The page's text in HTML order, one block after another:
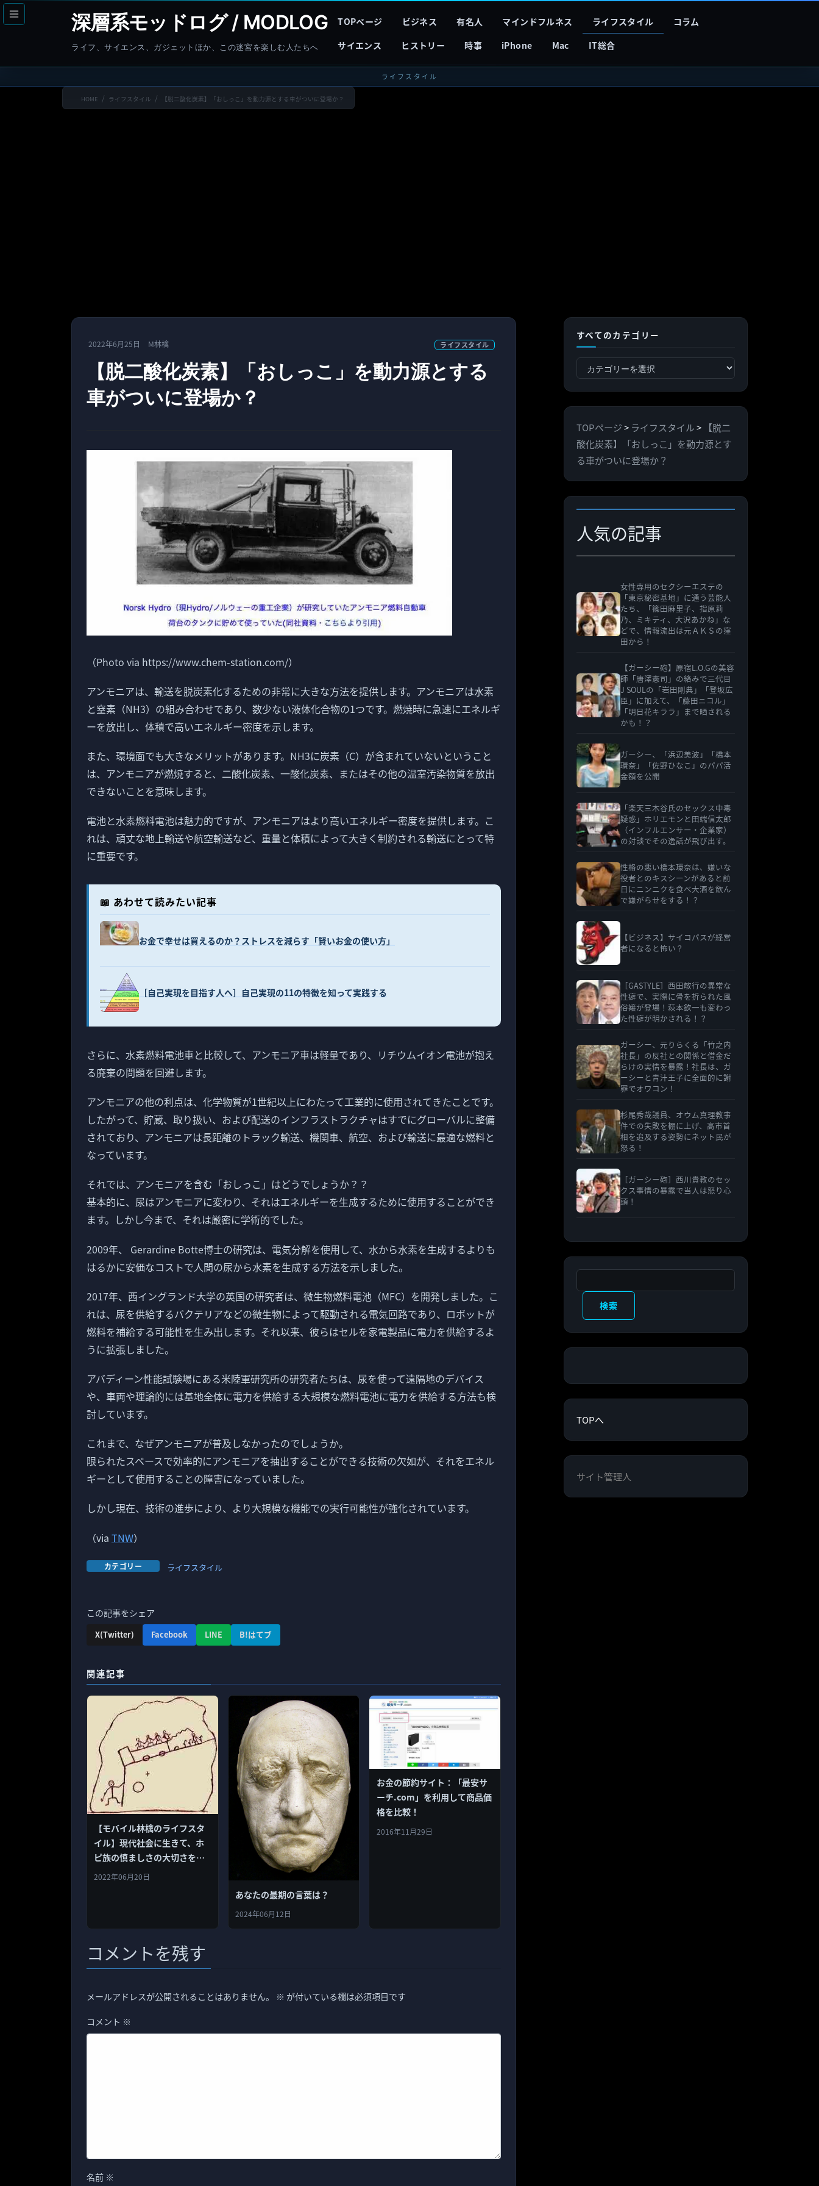
コ
ン
へ
ナ
ビ
ョ
深層系モッドログ / MODLOG
ライフ、サイエンス、ガジェットほか、この迷宮を楽しむ人たちへ
TOPページ ビジネス 有名人 マインドフルネス ライフスタイル
コラム
サイエンス
ヒストリー 時事 iPhone Mac IT総合
ライフスタイル
HOME ライフスタイル 【脱二酸化炭素】「おしっこ」を動力源とする車がついに登場か？
2022年6月25日 M林檎 ライフスタイル
【脱二酸化炭素】「おしっこ」を動力源とする
車がついに登場か？
（Photo via https://www.chem-station.com/）
アンモニアは、輸送を脱炭素化するための非常に大きな方法を提供します。アンモニアは水素
と窒素（NH3）の組み合わせであり、数少ない液体化合物の1つです。燃焼時に急速にエネルギ
ーを放出し、体積で高いエネルギー密度を示します。
また、環境面でも大きなメリットがあります。NH3に炭素（C）が含まれていないということ
は、アンモニアが燃焼すると、二酸化炭素、一酸化炭素、またはその他の温室汚染物質を放出
できないことを意味します。
電池と水素燃料電池は魅力的ですが、アンモニアはより高いエネルギー密度を提供します。こ
れは、頑丈な地上輸送や航空輸送など、重量と体積によって大きく制約される輸送にとって特
に重要です。
📖 あわせて読みたい記事
お金で幸せは買えるのか？ストレスを減らす「賢いお金の使い方」
［自己実現を目指す人へ］自己実現の11の特徴を知って実践する
さらに、水素燃料電池車と比較して、アンモニア車は軽量であり、リチウムイオン電池が抱え
る廃棄の問題を回避します。
アンモニアの他の利点は、化学物質が1世紀以上にわたって工業的に使用されてきたことです。
したがって、貯蔵、取り扱い、および配送のインフラストラクチャはすでにグローバルに整備
されており、アンモニアは長距離のトラック輸送、機関車、航空、および輸送に最適な燃料と
なっています。
それでは、アンモニアを含む「おしっこ」はどうでしょうか？？
基本的に、尿はアンモニアに変わり、それはエネルギーを生成するために使用することができ
ます。しかし今まで、それは厳密に学術的でした。
2009年、 Gerardine Botte博士の研究は、電気分解を使用して、水から水素を生成するよりも
はるかに安価なコストで人間の尿から水素を生成する方法を示しました。
2017年、西イングランド大学の英国の研究者は、微生物燃料電池（MFC）を開発しました。こ
れは、尿を供給するバクテリアなどの微生物によって駆動される電気回路であり、ロボットが
燃料を補給する可能性を生み出します。それ以来、彼らはセルを家電製品に電力を供給するよ
うに拡張しました。
アバディーン性能試験場にある米陸軍研究所の研究者たちは、尿を使って遠隔地のデバイス
や、車両や理論的には基地全体に電力を供給する大規模な燃料電池に電力を供給する方法も検
討しています。
これまで、なぜアンモニアが普及しなかったのでしょうか。
限られたスペースで効率的にアンモニアを抽出することができる技術の欠如が、それをエネル
ギーとして使用することの障害になっていました。
しかし現在、技術の進歩により、より大規模な機能での実行可能性が強化されています。
（via TNW）
カテゴリー ライフスタイル
この記事をシェア
X(Twitter) Facebook LINE B!はてブ
関連記事
【モバイル林檎のライフスタ
イル】現代社会に生きて、ホ
ピ族の慎ましさの大切さを学
ぶ
2022年06月20日
あなたの最期の言葉は？
2024年06月12日
お金の節約サイト：「最安サ
ーチ.com」を利用して商品価
格を比較！
2016年11月29日
コメントを残す
メールアドレスが公開されることはありません。 ※ が付いている欄は必須項目です
コメント ※
名前 ※
すべてのカテゴリー
べ
カ
テ
ゴ
リ
ー
TOPページ> ライフスタイル>
【脱二
酸化炭素】「おしっこ」を動力源とす
る車がついに登場か？
人気の記事
女性専用のセクシーエステの
「東京秘密基地」に通う芸能人
たち、「篠田麻里子、指原莉
乃、ミキティ、大沢あかね」な
どで、情報流出は元ＡＫＳの窪
田から！
【ガーシー砲】原宿L.O.Gの美容
師「唐澤憲司」の絡みで三代目
J SOULの「岩田剛典」「登坂広
臣」に加えて、「藤田ニコル」
「明日花キララ」まで晒される
かも！？
ガーシー、「浜辺美波」「橋本
環奈」「佐野ひなこ」のパパ活
金額を公開
「楽天三木谷氏のセックス中毒
疑惑」ホリエモンと田端信太郎
（インフルエンサー・企業家）
の対談でその逸話が飛び出す。
性格の悪い橋本環奈は、嫌いな
役者とのキスシーンがあると前
日にニンニクを食べ大酒を飲ん
で嫌がらせをする！？
【ビジネス】サイコパスが経営
者になると怖い？
［GASTYLE］西田敏行の異常な
性癖で、実際に骨を折られた風
俗嬢が登場！萩本欽一も変わっ
た性癖が明かされる！？
ガーシー、元りらくる「竹之内
社長」の反社との関係と借金だ
らけの実情を暴露！社長は、ガ
ーシーと青汁王子に全面的に謝
罪でオワコン！
杉尾秀哉議員、オウム真理教事
件での失敗を棚に上げ、高市首
相を追及する姿勢にネット民が
怒る！
［ガーシー砲］西川貴教のセッ
クス事情の暴露で当人は怒り心
頭！
検索
TOPへ
サイト管理人